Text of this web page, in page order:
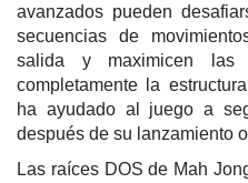
avanzados pueden
secuencias de
salida y maximicen las
completamente la
ha ayudado al juego a
después de su lanzamiento
Las raíces DOS de Mah